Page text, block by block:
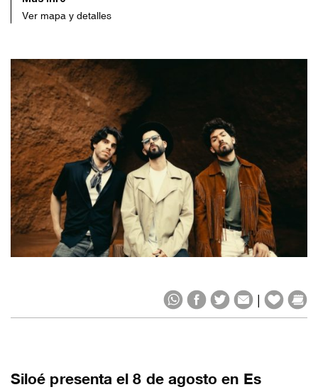
Ver mapa y detalles
|
Siloé presenta el 8 de agosto en Es